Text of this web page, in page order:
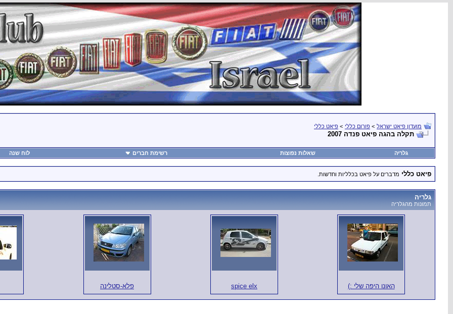
מועדון פיאט ישראל > פורום כללי > פיאט כללי
תקלה בהגה פיאט פנדה 2007
גלריה שאלות נפוצות רשימת חברים לוח שנה
פיאט כללי מדברים על פיאט בכלליות וחדשות.
גלריה
תמונות מהגלריה
האונו היפה שלי :) spice elx פלא-סטלינה